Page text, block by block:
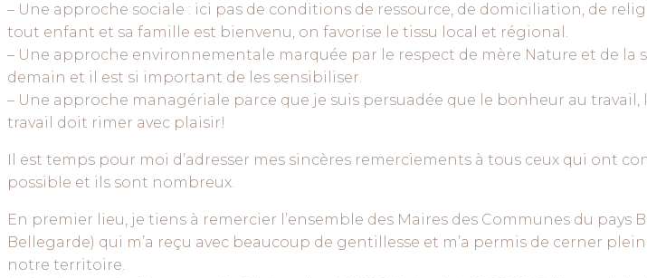
– Une approche sociale : ici pas de conditions de ressource, de domiciliation, de
tout enfant et sa famille est bienvenu, on favorise le tissu local et régional.
– Une approche environnementale marquée par le respect de mère Nature et de la
demain et il est si important de les sensibiliser.
– Une approche managériale parce que je suis persuadée que le bonheur au travail,
travail doit rimer avec plaisir!
Il est temps pour moi d’adresser mes sincères remerciements à tous ceux qui ont
possible et ils sont nombreux.
En premier lieu, je tiens à remercier l’ensemble des Maires des Communes du pays
Bellegarde) qui m’a reçu avec beaucoup de gentillesse et m’a permis de cerner
notre territoire.